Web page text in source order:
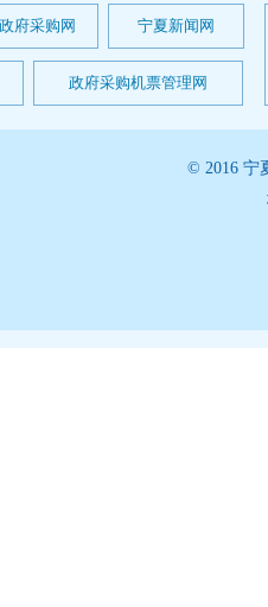
府采购网 宁夏新闻网
政府采购机票管理网
© 2016 宁